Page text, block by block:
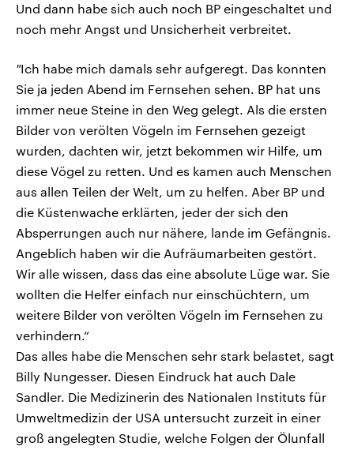
Und dann habe sich auch noch BP eingeschaltet und
noch mehr Angst und Unsicherheit verbreitet.
"Ich habe mich damals sehr aufgeregt. Das konnten
Sie ja jeden Abend im Fernsehen sehen. BP hat uns
immer neue Steine in den Weg gelegt. Als die ersten
Bilder von verölten Vögeln im Fernsehen gezeigt
wurden, dachten wir, jetzt bekommen wir Hilfe, um
diese Vögel zu retten. Und es kamen auch Menschen
aus allen Teilen der Welt, um zu helfen. Aber BP und
die Küstenwache erklärten, jeder der sich den
Absperrungen auch nur nähere, lande im Gefängnis.
Angeblich haben wir die Aufräumarbeiten gestört.
Wir alle wissen, dass das eine absolute Lüge war. Sie
wollten die Helfer einfach nur einschüchtern, um
weitere Bilder von verölten Vögeln im Fernsehen zu
verhindern.“
Das alles habe die Menschen sehr stark belastet, sagt
Billy Nungesser. Diesen Eindruck hat auch Dale
Sandler. Die Medizinerin des Nationalen Instituts für
Umweltmedizin der USA untersucht zurzeit in einer
groß angelegten Studie, welche Folgen der Ölunfall